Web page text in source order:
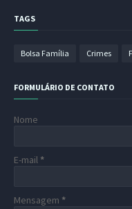
TAGS
Bolsa Família Crimes
FORMULÁRIO DE CONTATO
Nome
E-mail *
Mensagem *